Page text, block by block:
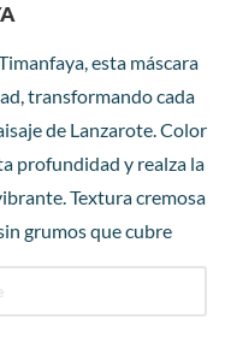
esta máscara
transformando cada
de Lanzarote. Color
profundidad y realza la
Textura cremosa
grumos que cubre